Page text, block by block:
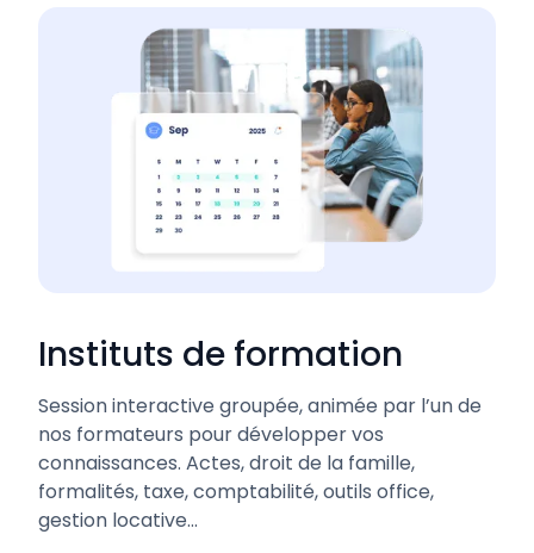
Instituts de formation
Session interactive groupée, animée par l’un de
nos formateurs pour développer vos
connaissances. Actes, droit de la famille,
formalités, taxe, comptabilité, outils office,
gestion locative...